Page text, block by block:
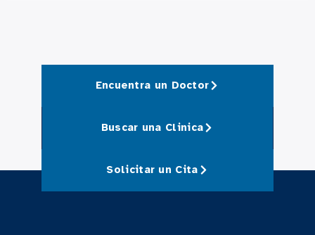
Encuentra un Doctor
Buscar una Clinica
Solicitar un Cita